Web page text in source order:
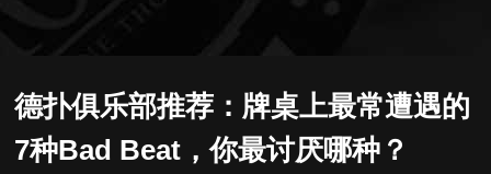
德扑俱乐部推荐：牌桌上最常遭遇的
7种Bad Beat，你最讨厌哪种？